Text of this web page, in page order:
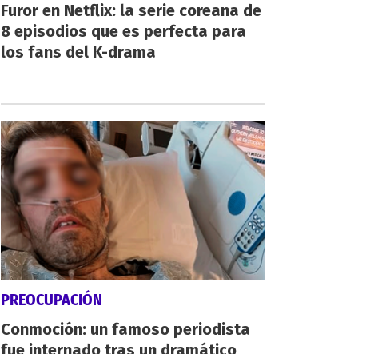
Furor en Netflix: la serie coreana de
8 episodios que es perfecta para
los fans del K-drama
PREOCUPACIÓN
Conmoción: un famoso periodista
fue internado tras un dramático